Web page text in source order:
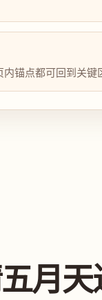
锚点都可回到关键
月